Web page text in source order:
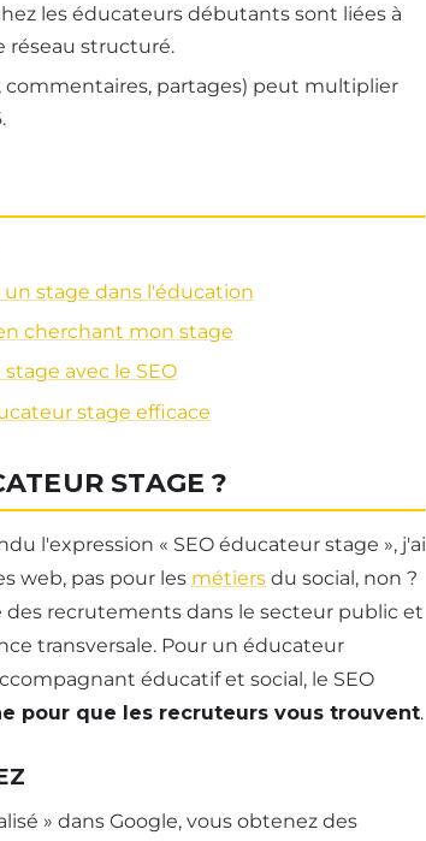
les éducateurs débutants sont liées à
réseau structuré.
partages) peut multiplier
stage dans l'éducation
cherchant mon stage
avec le SEO
stage efficace
STAGE ?
l'expression « SEO éducateur stage », j'ai
web, pas pour les métiers du social, non ?
des recrutements dans le secteur public et
transversale. Pour un éducateur
éducatif et social, le SEO
pour que les recruteurs vous trouvent.
» dans Google, vous obtenez des